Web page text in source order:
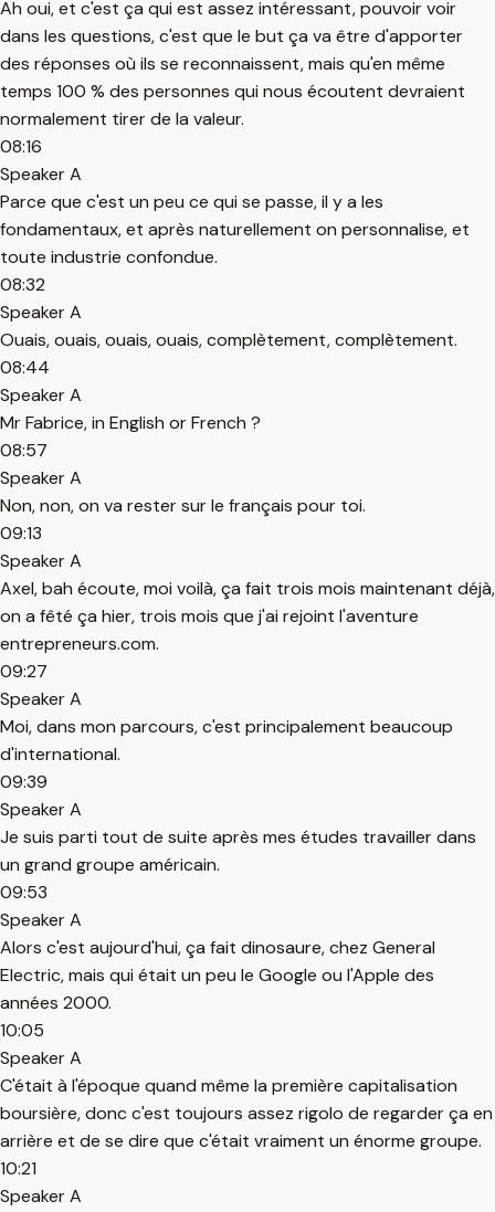
Ah oui, et c'est ça qui est assez intéressant, pouvoir voir
dans les questions, c'est que le but ça va être d'apporter
des réponses où ils se reconnaissent, mais qu'en même
temps 100 % des personnes qui nous écoutent devraient
normalement tirer de la valeur.
08:16
Speaker A
Parce que c'est un peu ce qui se passe, il y a les
fondamentaux, et après naturellement on personnalise, et
toute industrie confondue.
08:32
Speaker A
Ouais, ouais, ouais, ouais, complètement, complètement.
08:44
Speaker A
Mr Fabrice, in English or French ?
08:57
Speaker A
Non, non, on va rester sur le français pour toi.
09:13
Speaker A
Axel, bah écoute, moi voilà, ça fait trois mois maintenant déjà,
on a fêté ça hier, trois mois que j'ai rejoint l'aventure
entrepreneurs.com.
09:27
Speaker A
Moi, dans mon parcours, c'est principalement beaucoup
d'international.
09:39
Speaker A
Je suis parti tout de suite après mes études travailler dans
un grand groupe américain.
09:53
Speaker A
Alors c'est aujourd'hui, ça fait dinosaure, chez General
Electric, mais qui était un peu le Google ou l'Apple des
années 2000.
10:05
Speaker A
C'était à l'époque quand même la première capitalisation
boursière, donc c'est toujours assez rigolo de regarder ça en
arrière et de se dire que c'était vraiment un énorme groupe.
10:21
Speaker A